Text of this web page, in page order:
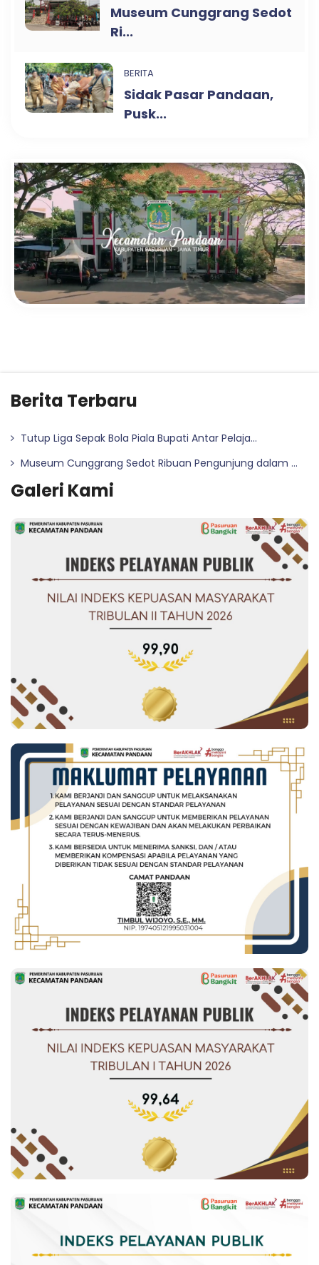
Museum Cunggrang Sedot
Ri...
BERITA
Sidak Pasar Pandaan,
Pusk...
Berita Terbaru
Tutup Liga Sepak Bola Piala Bupati Antar Pelaja...
Museum Cunggrang Sedot Ribuan Pengunjung dalam ...
Galeri Kami